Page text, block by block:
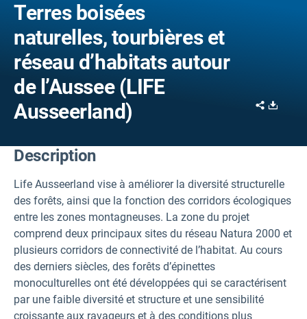
Terres boisées
naturelles, tourbières et
réseau d’habitats autour
de l’Aussee (LIFE
Ausseerland)
Share
Description
Life Ausseerland vise à améliorer la diversité structurelle
des forêts, ainsi que la fonction des corridors écologiques
entre les zones montagneuses. La zone du projet
comprend deux principaux sites du réseau Natura 2000 et
plusieurs corridors de connectivité de l’habitat. Au cours
des derniers siècles, des forêts d’épinettes
monoculturelles ont été développées qui se caractérisent
par une faible diversité et structure et une sensibilité
croissante aux ravageurs et à des conditions plus